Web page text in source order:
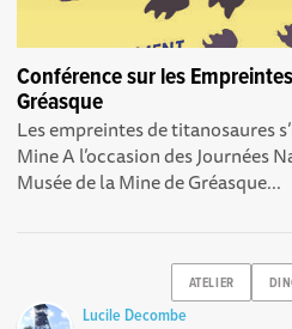
Conférence sur les
Gréasque
Les empreintes de titanosaures
Mine A l’occasion des Journées
Musée de la Mine de Gréasque...
ATELIER
Lucile Decombe